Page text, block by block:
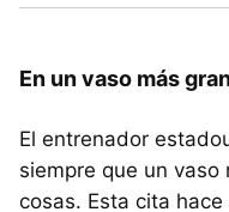
En un vaso más
El entrenador
siempre que un
cosas. Esta cita